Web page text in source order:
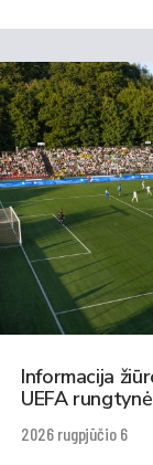
Informacija
UEFA
2026 rugpjūčio 6